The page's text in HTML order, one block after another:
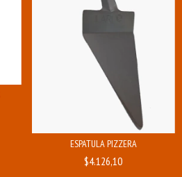
ESPATULA PIZZERA
$4.126,10